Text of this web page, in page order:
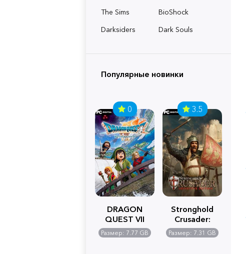
The Sims
BioShock
Darksiders
Dark Souls
Популярные новинки
0
DRAGON
QUEST VII
Reimagined
Размер: 7.77 GB
3.5
Stronghold
Crusader:
Definitive
Edition
Размер: 7.31 GB